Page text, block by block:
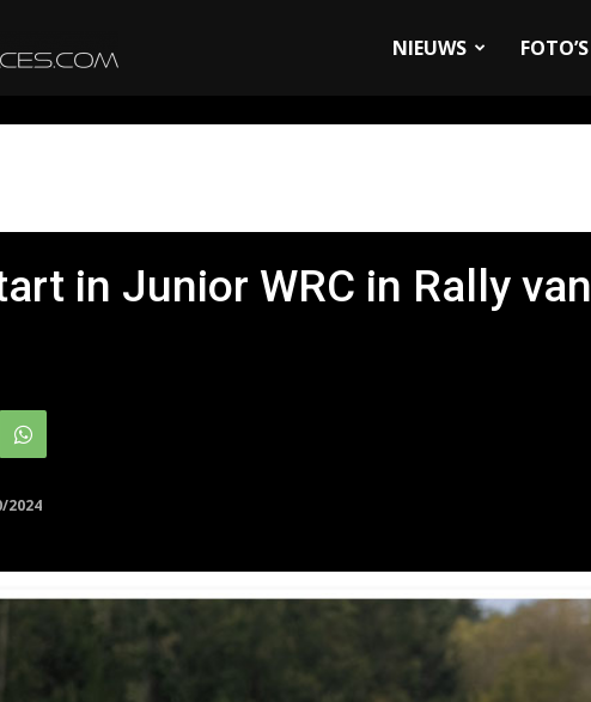
NIEUWS FOTO’S
in Junior WRC in Rally van
2024